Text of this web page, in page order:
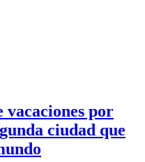
vacaciones por
ciudad que